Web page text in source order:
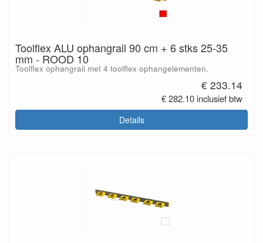
Toolflex ALU ophangrail 90 cm + 6 stks 25-35
mm - ROOD 10
Toolflex ophangrail met 4 toolflex ophangelementen.
€ 233.14
€ 282.10 inclusief btw
Details